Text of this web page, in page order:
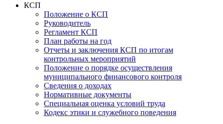
КСП
Положение о КСП
Руководитель
Регламент КСП
План работы на год
Отчеты и заключения КСП по итогам
контрольных мероприятий
Положение о порядке осуществления
муниципального финансового контроля
Сведения о доходах
Нормативные документы
Специальная оценка условий труда
Кодекс этики и служебного поведения